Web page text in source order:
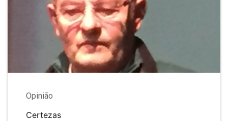
Opinião
Certezas